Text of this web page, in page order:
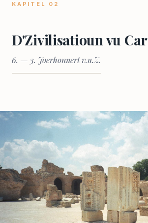
KAPITEL 02
D'Zivilisatioun vu
6. — 3. Joerhonnert v.u.Z.